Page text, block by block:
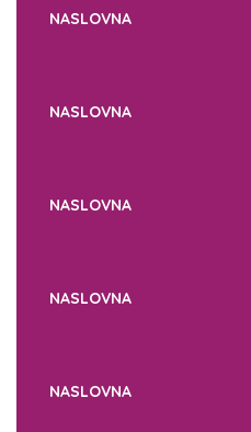
NASLOVNA
NASLOVNA
NASLOVNA
NASLOVNA
NASLOVNA